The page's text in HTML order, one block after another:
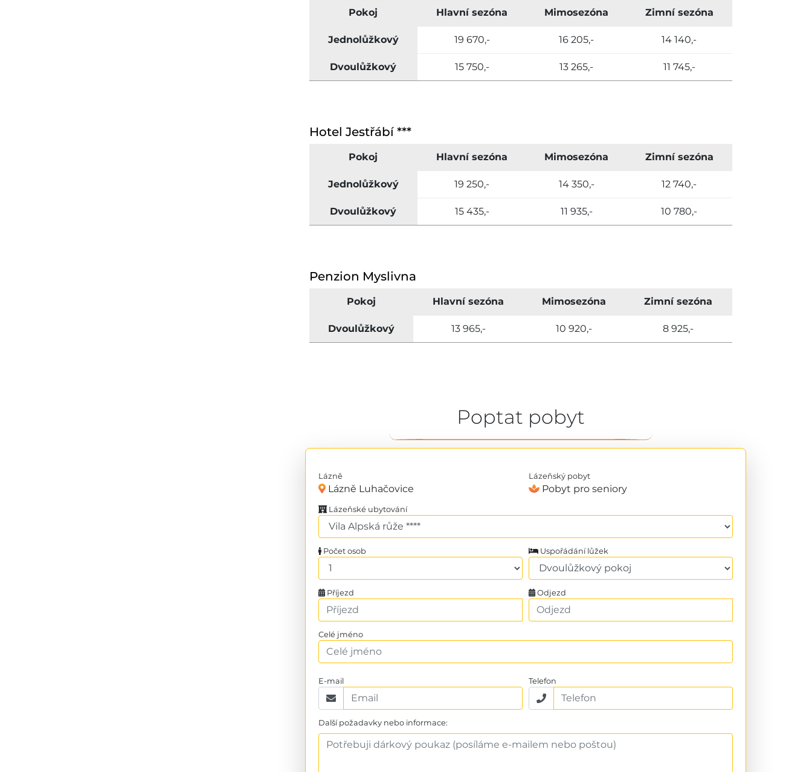
Pokoj Hlavní sezóna Mimosezóna Zimní sezóna
Jednolůžkový 19 670,- 16 205,- 14 140,-
Dvoulůžkový 15 750,- 13 265,- 11 745,-
Hotel Jestřábí ***
Pokoj Hlavní sezóna Mimosezóna Zimní sezóna
Jednolůžkový 19 250,- 14 350,- 12 740,-
Dvoulůžkový 15 435,- 11 935,- 10 780,-
Penzion Myslivna
Pokoj Hlavní sezóna Mimosezóna Zimní sezóna
Dvoulůžkový 13 965,- 10 920,- 8 925,-
Poptat pobyt
Lázně
Lázně Luhačovice
Lázeňský pobyt
Pobyt pro seniory
Lázeňské ubytování
Počet osob Uspořádání lůžek
Příjezd Odjezd
Celé jméno
E-mail Telefon
Další požadavky nebo informace: